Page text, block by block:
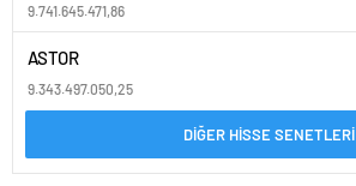
9.741.645.471,86
ASTOR
9.343.497.050,25
DİĞER HİSSE SENETLERİ